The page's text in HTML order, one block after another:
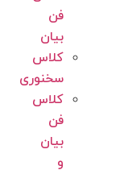
فن
بیان
کلاس
سخنوری
کلاس
فن
بیان